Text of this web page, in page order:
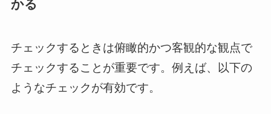
かる
チェックするときは俯瞰的かつ客観的な観点で
チェックすることが重要です。例えば、以下の
ようなチェックが有効です。